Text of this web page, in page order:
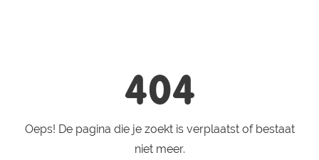
404
Oeps! De pagina die je zoekt is verplaatst of bestaat
niet meer.